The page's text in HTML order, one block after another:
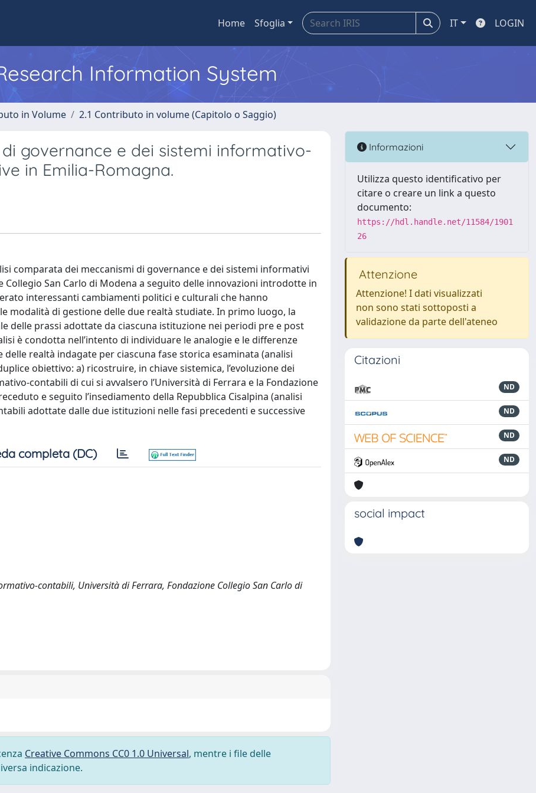
Home Sfoglia IT LOGIN
Information System
in Volume 2.1 Contributo in volume (Capitolo o Saggio)
governance e dei sistemi informativo-
in Emilia-Romagna.
comparata dei meccanismi di governance e dei sistemi informativi
Collegio San Carlo di Modena a seguito delle innovazioni introdotte in
interessanti cambiamenti politici e culturali che hanno
modalità di gestione delle due realtà studiate. In primo luogo, la
delle prassi adottate da ciascuna istituzione nei periodi pre e post
è condotta nell’intento di individuare le analogie e le differenze
realtà indagate per ciascuna fase storica esaminata (analisi
obiettivo: a) ricostruire, in chiave sistemica, l’evoluzione dei
contabili di cui si avvalsero l’Università di Ferrara e la Fondazione
e seguito l’insediamento della Repubblica Cisalpina (analisi
adottate dalle due istituzioni nelle fasi precedenti e successive
completa (DC)
contabili, Università di Ferrara, Fondazione Collegio San Carlo di
Creative Commons CC0 1.0 Universal, mentre i file delle
indicazione.
Informazioni
Utilizza questo identificativo per
citare o creare un link a questo
documento:
https://hdl.handle.net/11584/1901
26
Attenzione
Attenzione! I dati visualizzati
non sono stati sottoposti a
validazione da parte dell'ateneo
Citazioni
ND
ND
ND
ND
social impact